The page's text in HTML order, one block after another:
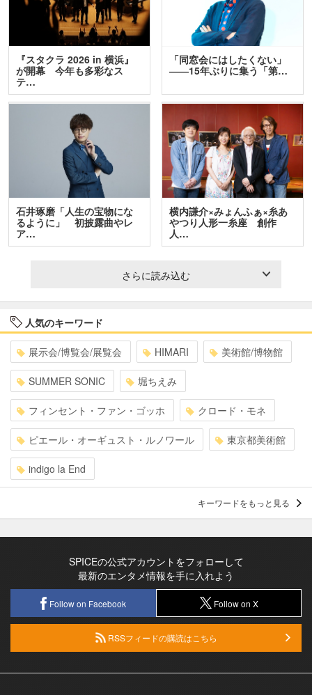
『スタクラ 2026 in 横浜』
が開幕 今年も多彩なス
テ…
「同窓会にはしたくない」
――15年ぶりに集う「第…
石井琢磨「人生の宝物にな
るように」 初披露曲やレ
ア…
横内謙介×みょんふぁ×糸あ
やつり人形一糸座 創作
人…
さらに読み込む
人気のキーワード
展示会/博覧会/展覧会 HIMARI 美術館/博物館
SUMMER SONIC 堀ちえみ
フィンセント・ファン・ゴッホ クロード・モネ
ピエール・オーギュスト・ルノワール 東京都美術館
indigo la End
キーワードをもっと見る
SPICEの公式アカウントをフォローして
最新のエンタメ情報を手に入れよう
Follow on Facebook Follow on X
RSSフィードの購読はこちら